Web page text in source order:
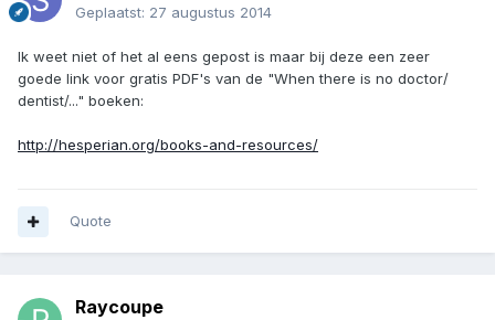
Geplaatst: 27 augustus 2014
Ik weet niet of het al eens gepost is maar bij deze een zeer
goede link voor gratis PDF's van de "When there is no doctor/
dentist/..." boeken:
http://hesperian.org/books-and-resources/
Quote
Raycoupe